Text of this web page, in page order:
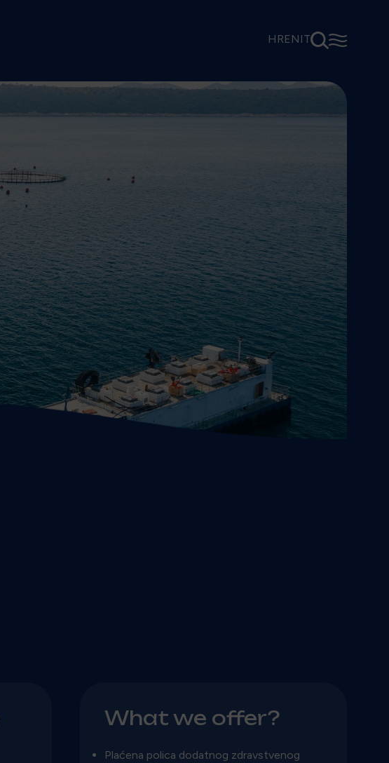
HREN IT⚲☰
What we offer?
Plaćena polica dodatnog zdravstvenog